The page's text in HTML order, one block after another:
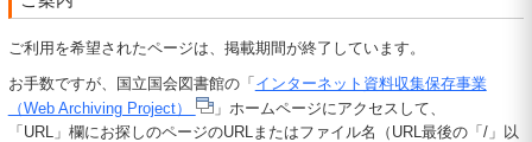
ご利用を希望されたページは、掲載期間が終了しています。
お手数ですが、国立国会図書館の「 インターネット資料収集保存事業
（Web Archiving Project）
」ホームページにアクセスして、
「URL」欄にお探しのページのURLまたはファイル名（URL最後の「/」以